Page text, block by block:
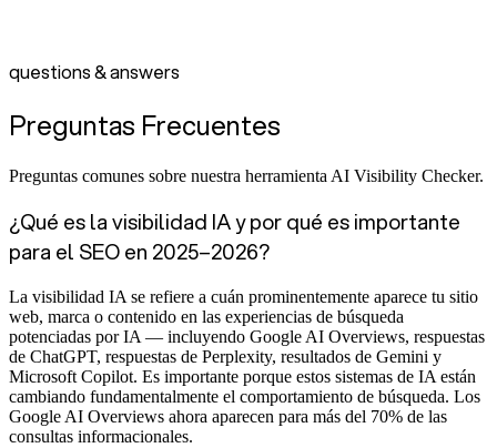
questions & answers
Preguntas Frecuentes
Preguntas comunes sobre nuestra herramienta AI Visibility Checker.
¿Qué es la visibilidad IA y por qué es importante
para el SEO en 2025–2026?
La visibilidad IA se refiere a cuán prominentemente aparece tu sitio
web, marca o contenido en las experiencias de búsqueda
potenciadas por IA — incluyendo Google AI Overviews, respuestas
de ChatGPT, respuestas de Perplexity, resultados de Gemini y
Microsoft Copilot. Es importante porque estos sistemas de IA están
cambiando fundamentalmente el comportamiento de búsqueda. Los
Google AI Overviews ahora aparecen para más del 70% de las
consultas informacionales.